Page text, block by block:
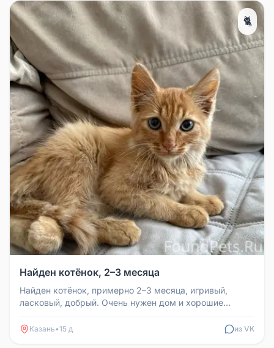
🐈
Найден котёнок, 2–3 месяца
Найден котёнок, примерно 2–3 месяца, игривый,
ласковый, добрый. Очень нужен дом и хорошие
Казань•15 д из VK